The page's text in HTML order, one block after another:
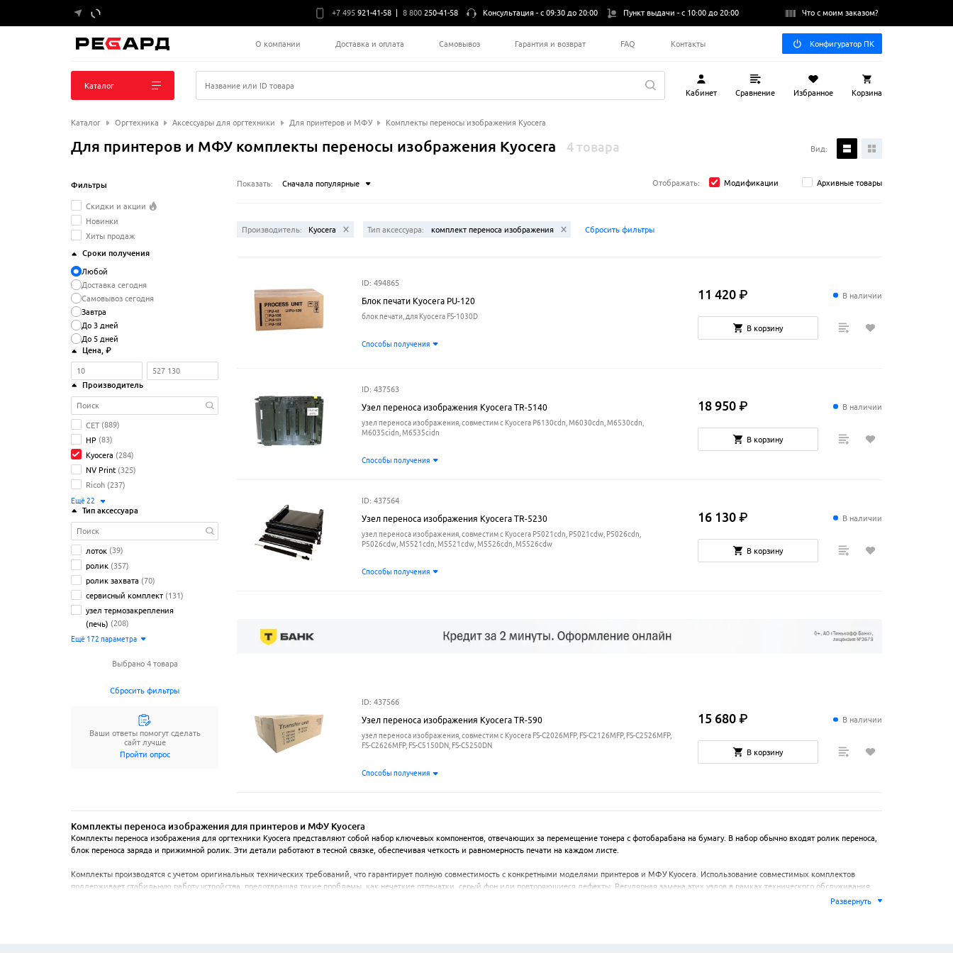
+7 495 921-41-58 8 800 250-41-58 Консультация -с 09:30 до 20:00 Пункт выдачи -с 10:00 до 20:00 Что с моим заказом?
О компании Доставка и оплата Самовывоз Гарантия и возврат FAQ Контакты Конфигуратор ПК
Каталог Название или ID товара
Кабинет Сравнение Избранное Корзина
Каталог Оргтехника Аксессуары для оргтехники Для принтеров и МФУ Комплекты переносы изображения Kyocera
Для принтеров и МФУ комплекты переносы изображения Kyocera 4 товара Вид:
Фильтры
Скидки и акции
Новинки
Хиты продаж
Сроки получения
Любой
Доставка сегодня
Самовывоз сегодня
Завтра
До 3 дней
До 5 дней
Цена , ₽
Производитель
CET (889)
HP (83)
Kyocera (284)
NV Print (325)
Ricoh (237)
Ещё 22
Тип аксессуара
лоток (39)
ролик (357)
ролик захвата (70)
сервисный комплект (131)
узел термозакрепления
(печь) (208)
Ещё 172 параметрa
Выбрано 4 товара
Сбросить фильтры
Ваши ответы помогут сделать
сайт лучше
Пройти опрос
Показать: Сначала популярные Отображать: Модификации Архивные товары
Производитель: Kyocera Тип аксессуара: комплект переноса изображения Сбросить фильтры
ID: 494865
Блок печати Kyocera PU-120
блок печати, для Kyocera FS-1030D
Способы получения
В наличии
11 420 ₽
В корзину
ID: 437563
Узел переноса изображения Kyocera TR-5140
узел переноса изображения, совместим с Kyocera P6130cdn, M6030cdn, M6530cdn,
M6035cidn, M6535cidn
Способы получения
В наличии
18 950 ₽
В корзину
ID: 437564
Узел переноса изображения Kyocera TR-5230
узел переноса изображения, совместим с Kyocera P5021cdn, P5021cdw, P5026cdn,
P5026cdw, M5521cdn, M5521cdw, M5526cdn, M5526cdw
Способы получения
В наличии
16 130 ₽
В корзину
ID: 437566
Узел переноса изображения Kyocera TR-590
узел переноса изображения, совместим с Kyocera FS-C2026MFP, FS-C2126MFP, FS-C2526MFP,
FS-C2626MFP, FS-C5150DN, FS-C5250DN
Способы получения
В наличии
15 680 ₽
В корзину
Комплекты переноса изображения для принтеров и МФУ Kyocera
Комплекты переноса изображения для оргтехники Kyocera представляют собой набор ключевых компонентов, отвечающих за перемещение тонера с фотобарабана на бумагу. В набор обычно входят ролик переноса,
блок переноса заряда и прижимной ролик. Эти детали работают в тесной связке, обеспечивая четкость и равномерность печати на каждом листе.
Комплекты производятся с учетом оригинальных технических требований, что гарантирует полную совместимость с конкретными моделями принтеров и МФУ Kyocera. Использование совместимых комплектов
поддерживает стабильную работу устройства, предотвращая такие проблемы, как нечеткие отпечатки, серый фон или повторяющиеся дефекты. Регулярная замена этих узлов в рамках технического обслуживания
Развернуть